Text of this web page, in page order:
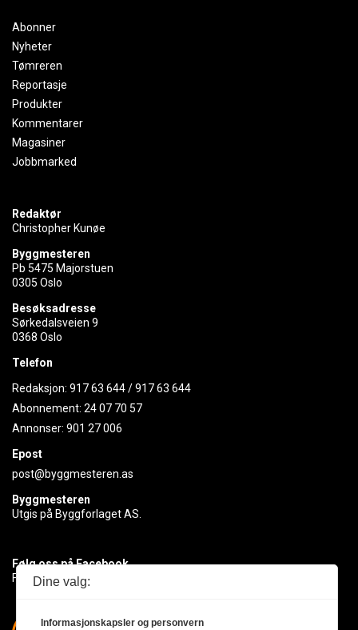
Abonner
Nyheter
Tømreren
Reportasje
Produkter
Kommentarer
Magasiner
Jobbmarked
Redaktør
Christopher Kunøe
Byggmesteren
Pb 5475 Majorstuen
0305 Oslo
Besøksadresse
Sørkedalsveien 9
0368 Oslo
Telefon
Redaksjon: 917 63 644/917 63 644
Abonnement: 24 07 70 57
Annonser: 901 27 006
Epost
post@byggmesteren.as
Byggmesteren
Utgis på Byggforlaget AS.
Følg oss på Facebook
Få med deg det siste innen byggebransjen
Dine valg:
Informasjonskapsler og personvern